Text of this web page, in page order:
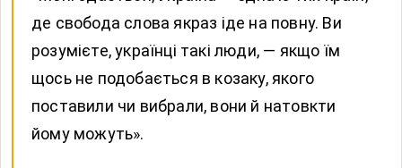
де свобода слова якраз іде на повну. Ви
розумієте, українці такі люди, — якщо їм
щось не подобається в козаку, якого
поставили чи вибрали, вони й натовкти
йому можуть».